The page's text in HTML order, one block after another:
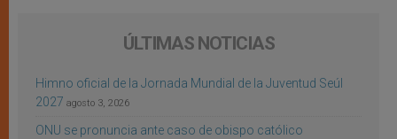
ÚLTIMAS NOTICIAS
Himno oficial de la Jornada Mundial de la Juventud Seúl
2027 agosto 3, 2026
ONU se pronuncia ante caso de obispo católico